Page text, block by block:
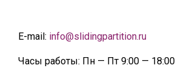
E-mail: info@slidingpartition.ru
Часы работы: Пн — Пт 9:00 — 18:00